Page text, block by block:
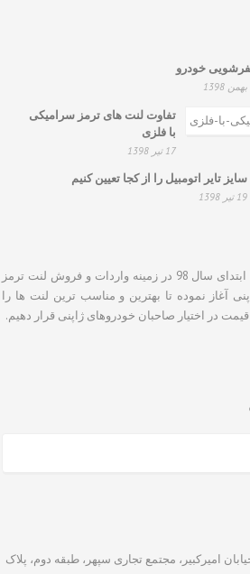
خودرو
تفاوت لنت های ترمز سرامیکی
با فلزی
17 تیر 1398
سایز تایر اتومبیل را از کجا تعیین کنیم
19 تیر 1398
ژاپن لنت فعالیت خود را ابتدای سال 98 در زمینه واردات و فروش لنت ترمز
آغاز نموده تا بهترین و مناسب ترین لنت ها را
در اختیار صاحبان خودروهای ژاپنی قرار دهیم.
امیرکبیر، مجتمع تجاری سپهر، طبقه دوم، پلاک